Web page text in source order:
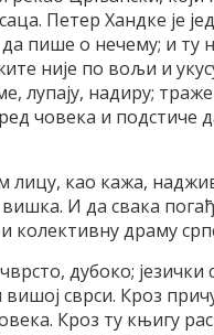
Петер Хандке је
пише о нечему; и
није по вољи и
лупају, надиру;
човека и подстиче
лицу, као кажа,
И да свака
колективну драму
дубоко; језички
сврси. Кроз
Кроз ту књигу